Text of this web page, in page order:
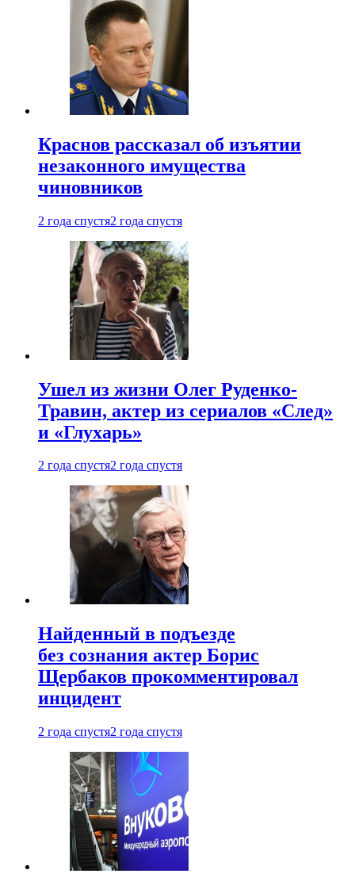
Краснов рассказал об изъятии
незаконного имущества
чиновников
2 года спустя2 года спустя
Ушел из жизни Олег Руденко-
Травин, актер из сериалов «След»
и «Глухарь»
2 года спустя2 года спустя
Найденный в подъезде
без сознания актер Борис
Щербаков прокомментировал
инцидент
2 года спустя2 года спустя